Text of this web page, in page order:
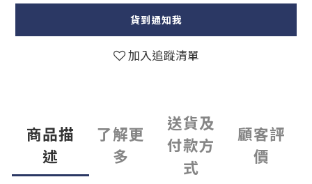
貨到通知我
加入追蹤清單
商品描
述
了解更
多
送貨及
付款方
式
顧客評
價